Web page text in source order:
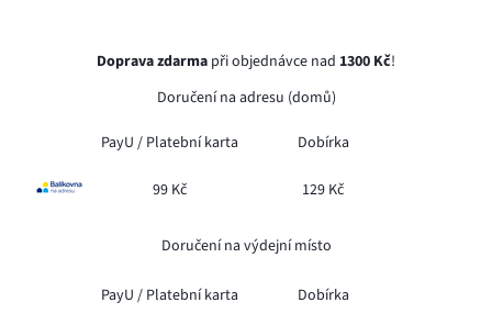
Doprava zdarma při objednávce nad 1300 Kč!
Doručení na adresu (domů)
PayU / Platební karta Dobírka
99 Kč 129 Kč
Doručení na výdejní místo
PayU / Platební karta Dobírka